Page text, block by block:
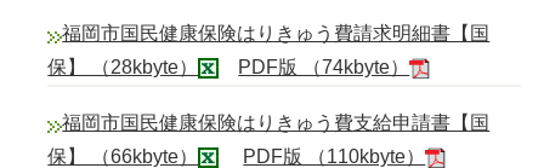
福岡市国民健康保険はりきゅう費請求明細書【国
保】 （28kbyte）
PDF版 （74kbyte）
福岡市国民健康保険はりきゅう費支給申請書【国
保】 （66kbyte）
PDF版 （110kbyte）